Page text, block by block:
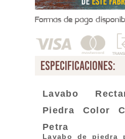
Formas de pago
especificaciones:
Lavabo
Piedra Color
Petra
Lavabo de piedra